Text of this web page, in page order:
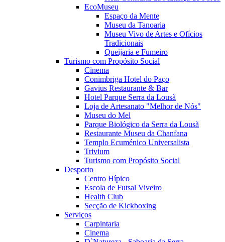
EcoMuseu
Espaço da Mente
Museu da Tanoaria
Museu Vivo de Artes e Ofícios
Tradicionais
Queijaria e Fumeiro
Turismo com Propósito Social
Cinema
Conimbriga Hotel do Paço
Gavius Restaurante & Bar
Hotel Parque Serra da Lousã
Loja de Artesanato "Melhor de Nós"
Museu do Mel
Parque Biológico da Serra da Lousã
Restaurante Museu da Chanfana
Templo Ecuménico Universalista
Trivium
Turismo com Propósito Social
Desporto
Centro Hípico
Escola de Futsal Viveiro
Health Club
Secção de Kickboxing
Serviços
Carpintaria
Cinema